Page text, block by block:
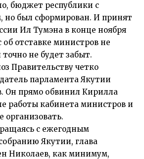
бюджет республики с
но был сформирован. И принят
Ил Тумэна в конце ноября
об отставке министров не
не будет забыт.
Правительству четко
парламента Якутии
Он прямо обвинил Кирилла
работы кабинета министров и
организовать.
с ежегодным
Якутии, глава
Николаев, как минимум,